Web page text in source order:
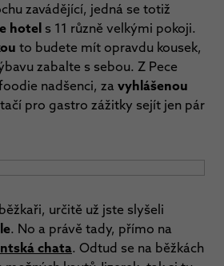
zavádějící, jedná se totiž
hotel s 11 různě velkými pokoji.
to budete mít opravdu kousek,
zabalte s sebou. Z Pece
nadšenci, za vyhlášenou
pro gastro zážitky sejít jen pár
určitě už jste slyšeli
. No a právě tady, přímo na
chata. Odtud se na běžkách